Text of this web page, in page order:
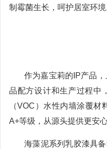
制霉菌生长，呵护居室环境
作为嘉宝莉的IP产品
品配方设计和生产过程中
（VOC）水性内墙涂覆
A+等级，从源头提供更安
海藻泥系列乳胶漆具